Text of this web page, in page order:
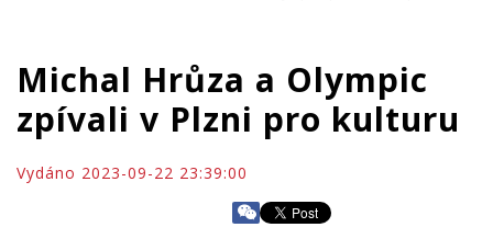
Michal Hrůza a Olympic
zpívali v Plzni pro kulturu
Vydáno 2023-09-22 23:39:00